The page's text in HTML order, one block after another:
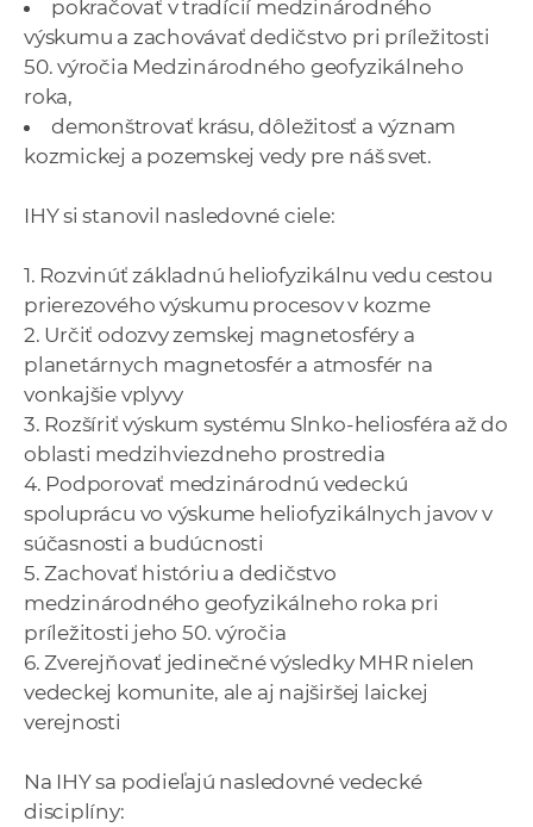
pokračovať v tradícií medzinárodného
výskumu a zachovávať dedičstvo pri príležitosti
50. výročia Medzinárodného geofyzikálneho
roka,
demonštrovať krásu, dôležitosť a význam
kozmickej a pozemskej vedy pre náš svet.
IHY si stanovil nasledovné ciele:
1. Rozvinúť základnú heliofyzikálnu vedu cestou
prierezového výskumu procesov v kozme
2. Určiť odozvy zemskej magnetosféry a
planetárnych magnetosfér a atmosfér na
vonkajšie vplyvy
3. Rozšíriť výskum systému Slnko-heliosféra až do
oblasti medzihviezdneho prostredia
4. Podporovať medzinárodnú vedeckú
spoluprácu vo výskume heliofyzikálnych javov v
súčasnosti a budúcnosti
5. Zachovať históriu a dedičstvo
medzinárodného geofyzikálneho roka pri
príležitosti jeho 50. výročia
6. Zverejňovať jedinečné výsledky MHR nielen
vedeckej komunite, ale aj najširšej laickej
verejnosti
Na IHY sa podieľajú nasledovné vedecké
disciplíny: